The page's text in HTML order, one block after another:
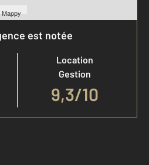
Mappy
est notée
Location
Gestion
9,3/10